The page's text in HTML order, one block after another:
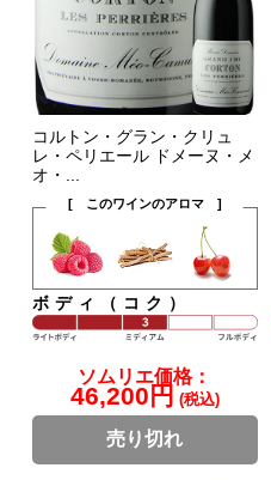
コルトン・グラン・クリュ
レ・ペリエール ドメーヌ・メ
オ・...
[ このワインのアロマ ]
ボディ（コク）
ソムリエ価格：
46,200円 (税込)
売り切れ